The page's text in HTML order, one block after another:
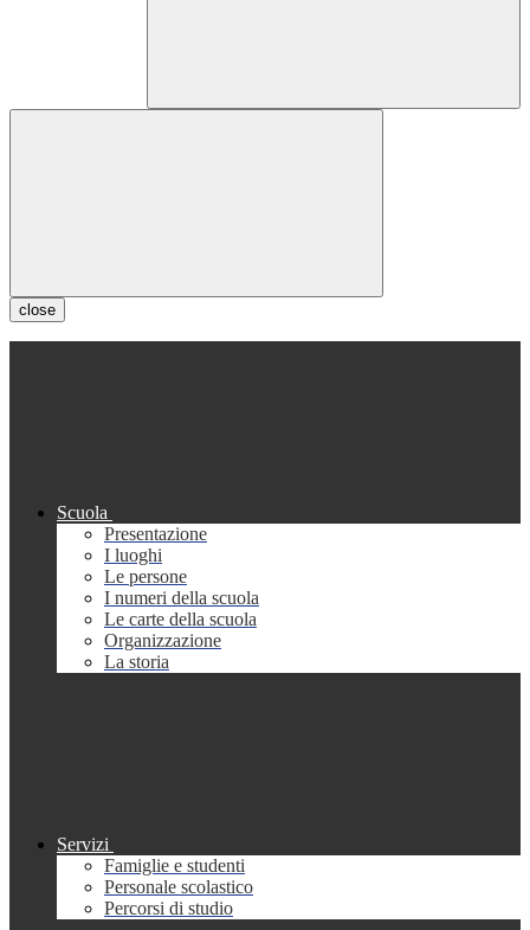
close
Scuola
Presentazione
I luoghi
Le persone
I numeri della scuola
Le carte della scuola
Organizzazione
La storia
Servizi
Famiglie e studenti
Personale scolastico
Percorsi di studio